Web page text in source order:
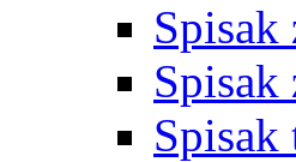
Spisak